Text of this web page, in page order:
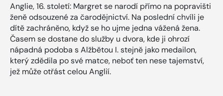
Anglie, 16. století: Margret se narodí přímo na popravišti
ženě odsouzené za čarodějnictví. Na poslední chvíli je
dítě zachráněno, když se ho ujme jedna vážená žena.
Časem se dostane do služby u dvora, kde ji ohrozí
nápadná podoba s Alžbětou I. stejně jako medailon,
který zdědila po své matce, neboť ten nese tajemství,
jež může otřást celou Anglií.